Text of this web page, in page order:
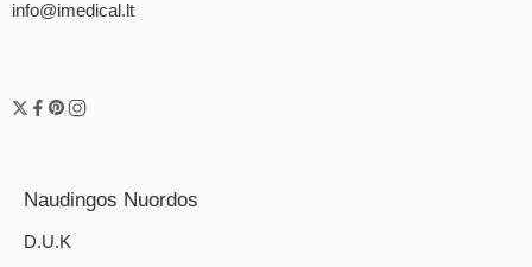
info@imedical.lt
Naudingos Nuordos
D.U.K